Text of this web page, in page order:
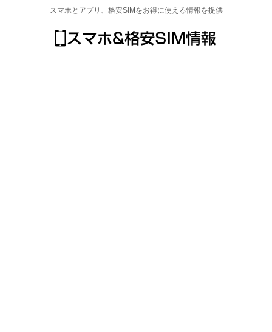
スマホとアプリ、格安SIMをお得に使える情報を提供